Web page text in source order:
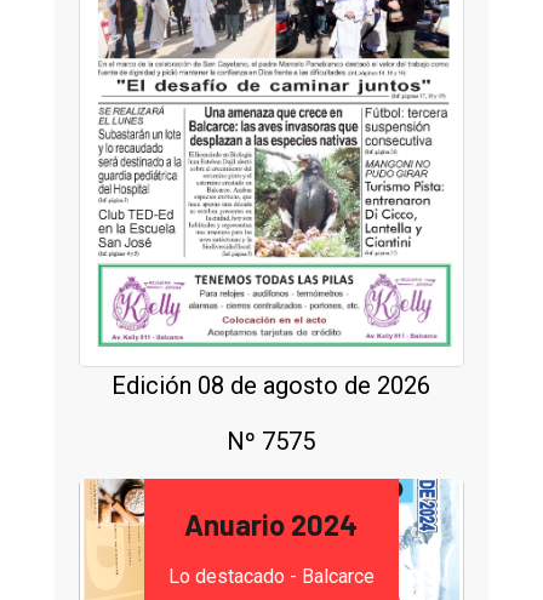
Edición 08 de agosto de 2026
Nº 7575
Anuario 2024
Lo destacado - Balcarce